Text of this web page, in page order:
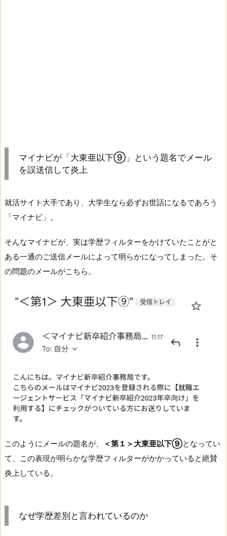
マイナビが「大東亜以下⑨」という題名でメール
を誤送信して炎上
就活サイト大手であり、大学生なら必ずお世話になるであろう
「マイナビ」。
そんなマイナビが、実は学歴フィルターをかけていたことがと
ある一通のご送信メールによって明らかになってしまった。そ
の問題のメールがこちら。
このようにメールの題名が、 ＜第１＞大東亜以下⑨となってい
て、この表現が明らかな学歴フィルターがかかっていると絶賛
炎上している。
なぜ学歴差別と言われているのか